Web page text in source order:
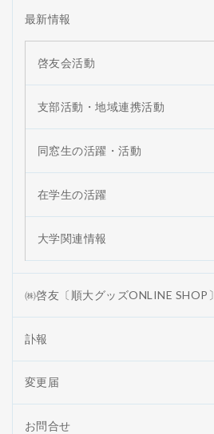
最新情報
啓友会活動
支部活動・地域連携活動
同窓生の活躍・活動
在学生の活躍
大学関連情報
㈱啓友〔順大グッズONLINE SHOP〕
訃報
変更届
お問合せ